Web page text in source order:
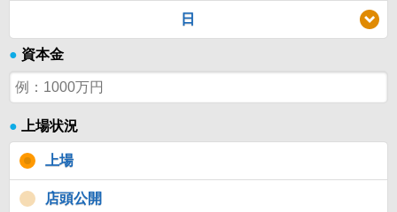
日
● 資本金
● 上場状況
上場
店頭公開